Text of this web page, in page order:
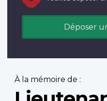
Déposer
À la mémoire de :